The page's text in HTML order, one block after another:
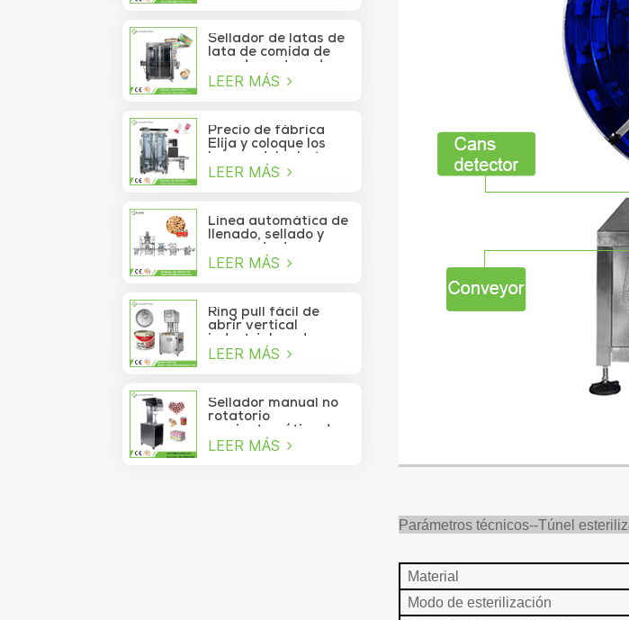
Sellador de latas de
lata de comida de
mar de contenedor
de vacío de sardina
LEER MÁS
Precio de fábrica
Elija y coloque los
brazos del robot
Delta para la bolsita
LEER MÁS
Línea automática de
llenado, sellado y
alimentos para
LEER MÁS
Ring pull fácil de
abrir vertical
industrial cerdo
almuerzo pollo
al vacío
LEER MÁS
Sellador manual no
rotatorio
semiautomático de
latas de refrescos,
LEER MÁS
Parámetros técnicos--Túnel
Material
Modo de esterilización